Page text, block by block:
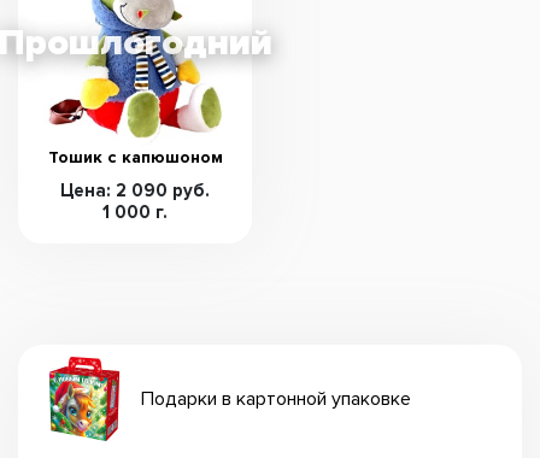
Подарки в картонной упаковке
Тошик с капюшоном
Цена: 2 090 руб.
1 000 г.